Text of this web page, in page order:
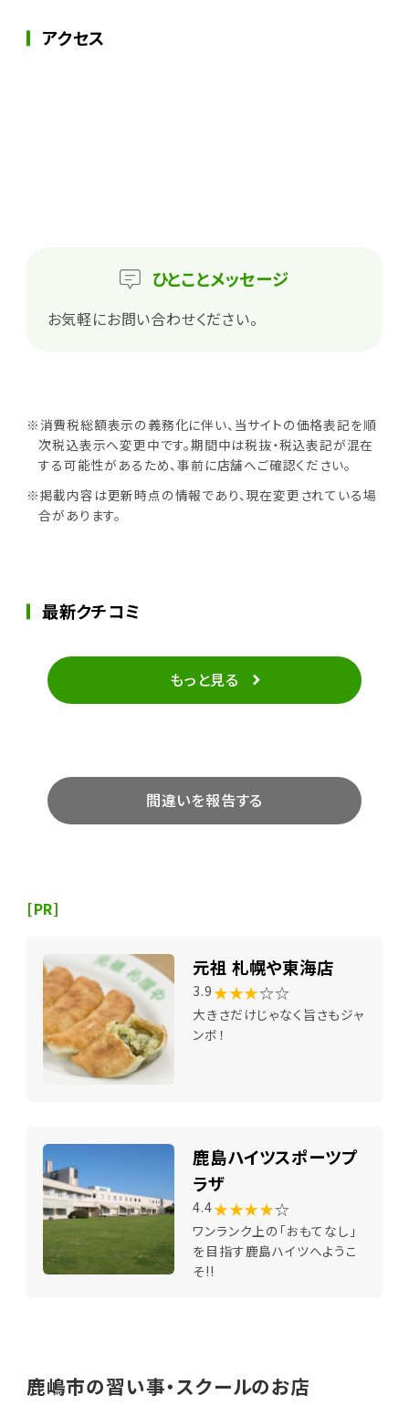
アクセス
ひとことメッセージ
お気軽にお問い合わせください。
※消費税総額表示の義務化に伴い、当サイトの価格表記を順
次税込表示へ変更中です。期間中は税抜・税込表記が混在
する可能性があるため、事前に店舗へご確認ください。
※掲載内容は更新時点の情報であり、現在変更されている場
合があります。
最新クチコミ
もっと見る
間違いを報告する
[PR]
元祖 札幌や東海店
3.9 ★★★☆☆
大きさだけじゃなく旨さもジャ
ンボ！
鹿島ハイツスポーツプ
ラザ
4.4★★★★☆
ワンランク上の「おもてなし」
を目指す鹿島ハイツへようこ
そ!!
鹿嶋市の習い事・スクールのお店